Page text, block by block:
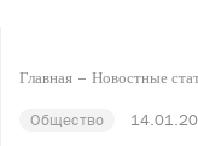
Главная Новостные
Общество